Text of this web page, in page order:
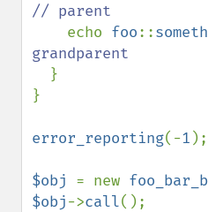
// parent
echo foo::
grandparent
}
}
error_reporting(-1 );
$obj = new
$obj->call();